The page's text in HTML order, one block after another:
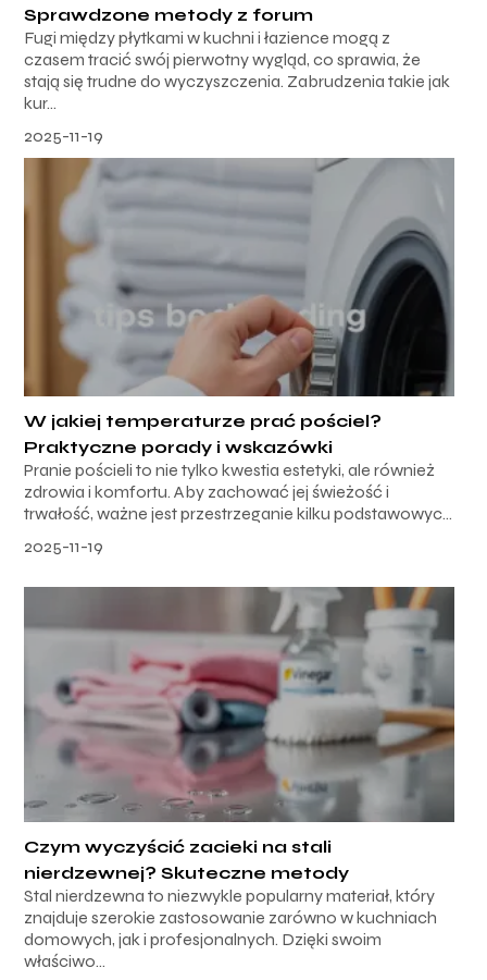
Sprawdzone metody z forum
Fugi między płytkami w kuchni i łazience mogą z
czasem tracić swój pierwotny wygląd, co sprawia, że
stają się trudne do wyczyszczenia. Zabrudzenia takie jak
kur...
2025-11-19
W jakiej temperaturze prać pościel?
Praktyczne porady i wskazówki
Pranie pościeli to nie tylko kwestia estetyki, ale również
zdrowia i komfortu. Aby zachować jej świeżość i
trwałość, ważne jest przestrzeganie kilku podstawowyc...
2025-11-19
Czym wyczyścić zacieki na stali
nierdzewnej? Skuteczne metody
Stal nierdzewna to niezwykle popularny materiał, który
znajduje szerokie zastosowanie zarówno w kuchniach
domowych, jak i profesjonalnych. Dzięki swoim
właściwo...